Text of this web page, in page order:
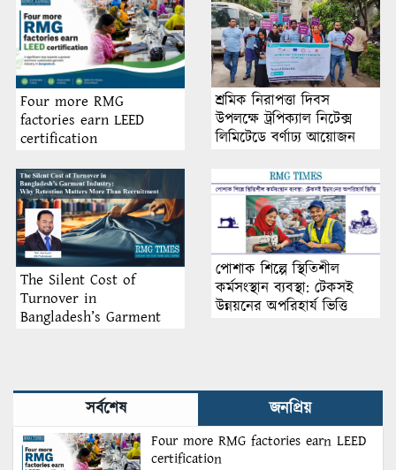
Four more RMG
factories earn LEED
certification
শ্রমিক নিরাপত্তা দিবস
উপলক্ষে ট্রপিক্যাল নিটেক্স
লিমিটেডে বর্ণাঢ্য আয়োজন
The Silent Cost of
Turnover in
Bangladesh’s Garment
পোশাক শিল্পে স্থিতিশীল
কর্মসংস্থান ব্যবস্থা: টেকসই
উন্নয়নের অপরিহার্য ভিত্তি
সর্বশেষ জনপ্রিয়
Four more RMG factories earn LEED
certification